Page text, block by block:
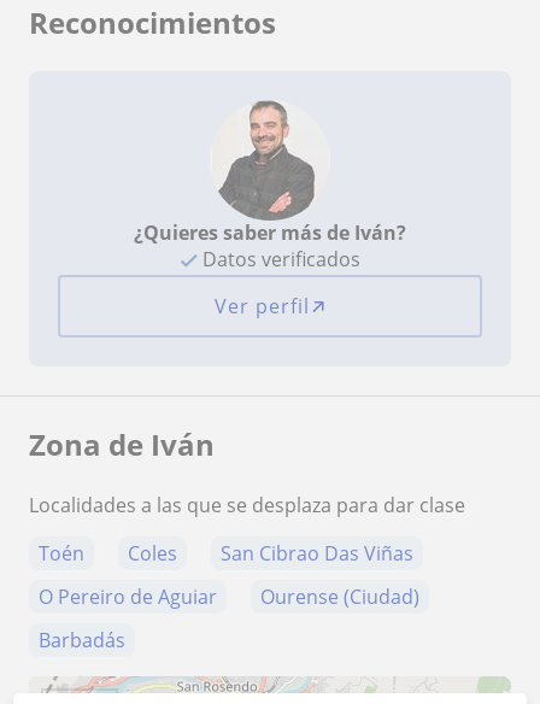
Reconocimientos
¿Quieres saber más de Iván?
Datos verificados
Ver perfil
Zona de Iván
Localidades a las que se desplaza para dar clase
Toén
Coles
San Cibrao Das Viñas
O Pereiro de Aguiar
Ourense (Ciudad)
Barbadás